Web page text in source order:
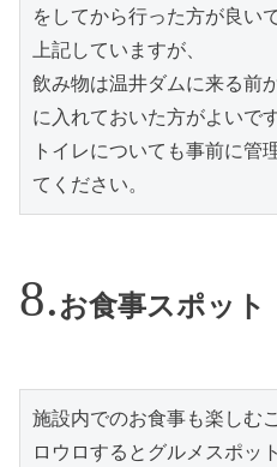
をしてから行った方が良いで
上記していますが、
飲み物は温井ダムに来る前
に入れておいた方がよいです
トイレについても事前に管
てください。
お食事スポット
施設内でのお食事も楽しむ
ロウロするとグルメスポッ